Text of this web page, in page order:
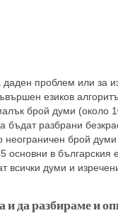
проблем или за
езиков
брой думи (около
разбрани
неограничен брой
основни в българския
всички думи и
и да разбираме и